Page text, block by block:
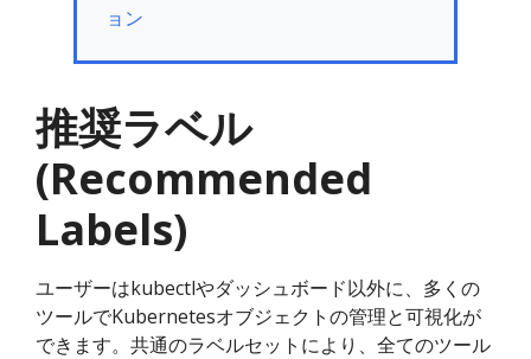
ョン
推奨ラベル
(Recommended
Labels)
ユーザーはkubectlやダッシュボード以外に、多くの
ツールでKubernetesオブジェクトの管理と可視化が
できます。共通のラベルセットにより、全てのツール